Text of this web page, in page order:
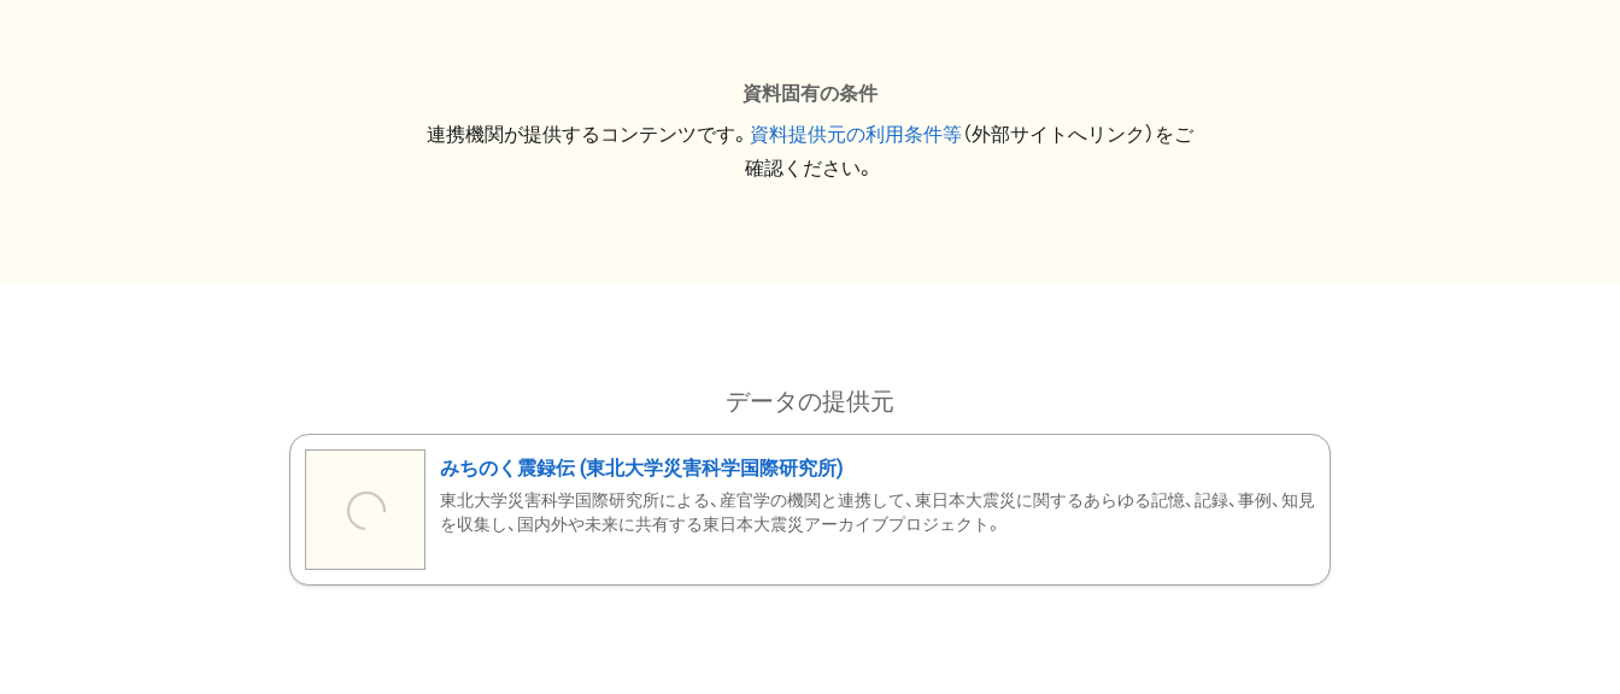
資料固有の条件
連携機関が提供するコンテンツです。 資料提供元の利用条件等（外部サイトへリンク）をご
確認ください。
データの提供元
みちのく震録伝 (東北大学災害科学国際研究所)
東北大学災害科学国際研究所による、産官学の機関と連携して、東日本大震災に関するあらゆる記憶、記録、事例、知見
を収集し、国内外や未来に共有する東日本大震災アーカイブプロジェクト。